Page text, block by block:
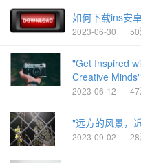
如何下载ins安
2023-06-30 50
"Get Inspired
Creative Minds"
2023-06-12 47
"远方的风景，
2023-09-02 28